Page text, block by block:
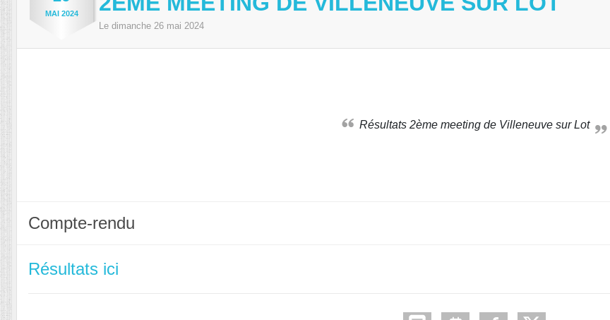
MAI 2024
Le dimanche 26 mai 2024
Résultats 2ème meeting de Villeneuve sur Lot
Compte-rendu
Résultats ici